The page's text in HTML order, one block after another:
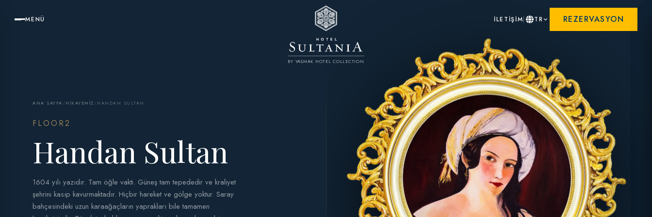
MENÜ
BY YASMAK HOTEL COLLECTION
İLETİŞİM TR REZERVASYON
ANA SAYFA / HIKAYEMIZ / HANDAN SULTAN
FLOOR2
Handan Sultan
1604 yılı yazıdır. Tam öğle vakti. Güneş tam tepededir ve kraliyet
şehrini kasıp kavurmaktadır. Hiçbir hareket ve gölge yoktur. Saray
bahçesindeki uzun karaağaçların yaprakları bile tamamen